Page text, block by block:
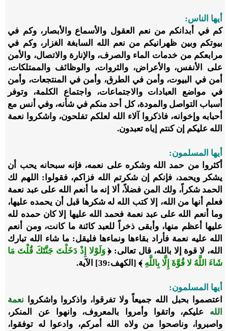
أيها الناس:
كم في أبدانكم من نعم العقول والأسماع والأبصار، وكم في
بيوتكم وبين ظهرانيكم من نعم الله السابغة الغزار، وكم في
مرابعكم من خدمات الماء والصرف، والإنارة والاتصال، والأمن
على الأنفس، والأعراض، والثروات، والوظائف والممتلكات،
أمن في البيوت، وأمن في الطرق، وأمن في المنتجعات، وأمن
في مواضع العبادات والاجتماعات، واجتماع الكلمة، وتوفر
أسباب التواصل والمودة، كل أحد منكم في شأنه، وفي أنس مع
أحبابه وإخوانه، فاذكروا آلاء الله لعلكم تفلحون، واشكروا نعمة
الله عليكم إن كنتم إياه تعبدون.
أيها المسلمون:
أكثروا من حمد الله وشكره على نعمه، فإنه سبحانه يحب أن
يشكر ويحمد، فإنكم إن شكرتم الله فزاكم، فقولوا: اللهم لك
الحمد شكراً، ولك المن فضلاً، ألا إنه ما أنعم الله على عبد نعمة
فعلم أنها من الله، إلا كتب الله له شكرها قبل أن يحمده عليها،
وما أنعم الله على عبد نعمة فحمد الله عليها إلا كان حمده لله
عليها أعظم منها، وأبقى ذخراً للعبد كائنة ما كانت، ومن أنعم
الله عليه نعمة فأراد بقاءها ونماءها فليقل: ما شاء الله تبارك
الله، لا قوة إلا بالله، قال تعالى: ﴿وَلَوْلا إِذْ دَخَلْتَ جَنَّتَكَ قُلْتَ مَا
شَاءَ اللَّهُ لا قُوَّةَ إِلَّا بِاللَّهِ ﴾ [الكهف:39] الآية.
أيها المسلمون:
اعتصموا بحبل الله جميعاً ولا تفرقوا، واذكروا واشكروا نعمة
الله عليكم، واتقوا وأمروا بالمعروف، وانهوا عن المنكر،
واصبروا، وناصحوا من ولاه الله أمركم، وادعوا له توفقوا،